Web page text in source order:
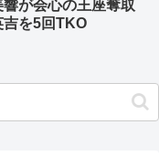
響が会心の王座奪取
吉を5回TKO